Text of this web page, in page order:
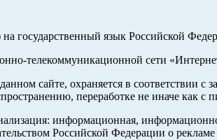
государственный язык Российской
телекоммуникационной сети
сайте, охраняется в соответствии
переработке не иначе как с
информационная, информационно-
Российской Федерации о рекламе